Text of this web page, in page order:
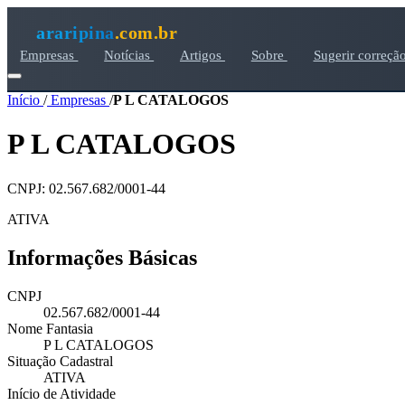
araripina.com.br
Empresas Notícias Artigos Sobre Sugerir
Início /Empresas /P L CATALOGOS
P L CATALOGOS
CNPJ: 02.567.682/0001-44
ATIVA
Informações Básicas
CNPJ
02.567.682/0001-44
Nome Fantasia
P L CATALOGOS
Situação Cadastral
ATIVA
Início de Atividade